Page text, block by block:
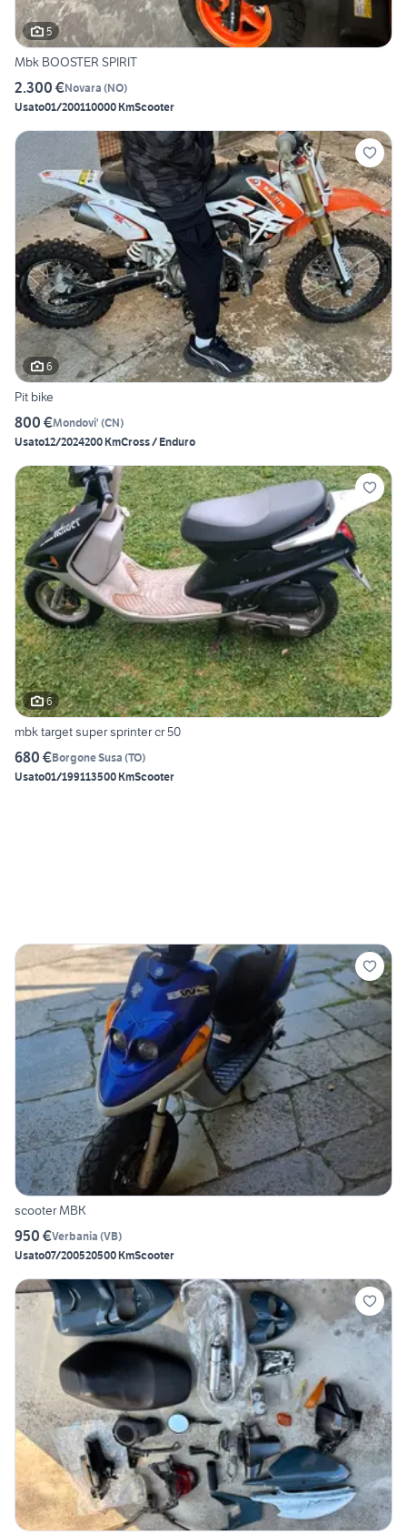
5
Mbk BOOSTER SPIRIT
2.300 €Novara (NO)
Usato01/200110000 KmScooter
6
Pit bike
800 €Mondovi' (CN)
Usato12/2024200 KmCross / Enduro
6
mbk target super sprinter cr 50
680 €Borgone Susa (TO)
Usato01/199113500 KmScooter
scooter MBK
950 €Verbania (VB)
Usato07/200520500 KmScooter